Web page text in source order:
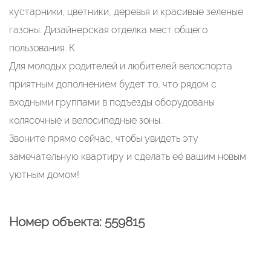
кустарники, цветники, деревья и красивые зеленые
газоны. Дизайнерская отделка мест общего
пользования. К
Для молодых родителей и любителей велоспорта
приятным дополнением будет то, что рядом с
входными группами в подъезды оборудованы
колясочные и велосипедные зоны.
Звоните прямо сейчас, чтобы увидеть эту
замечательную квартиру и сделать её вашим новым
уютным домом!
Номер объекта: 559815